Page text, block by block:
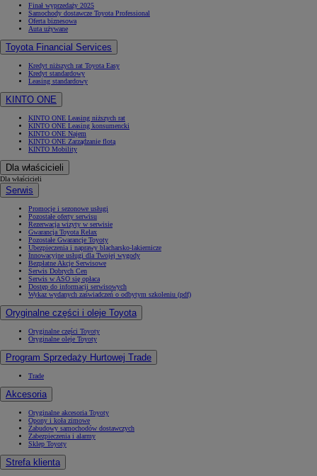
Finał wyprzedaży 2025
Samochody dostawcze Toyota Professional
Oferta biznesowa
Auta używane
Toyota Financial Services
Kredyt niższych rat Toyota Easy
Kredyt standardowy
Leasing standardowy
KINTO ONE
KINTO ONE Leasing niższych rat
KINTO ONE Leasing konsumencki
KINTO ONE Najem
KINTO ONE Zarządzanie flotą
KINTO Mobility
Dla właścicieli
Dla właścicieli
Serwis
Promocje i sezonowe usługi
Pozostałe oferty serwisu
Rezerwacja wizyty w serwisie
Gwarancja Toyota Relax
Pozostałe Gwarancje Toyoty
Ubezpieczenia i naprawy blacharsko-lakiernicze
Innowacyjne usługi dla Twojej wygody
Bezpłatne Akcje Serwisowe
Serwis Dobrych Cen
Serwis w ASO się opłaca
Dostęp do informacji serwisowych
Wykaz wydanych zaświadczeń o odbytym szkoleniu (pdf)
Oryginalne części i oleje Toyota
Oryginalne części Toyoty
Oryginalne oleje Toyoty
Program Sprzedaży Hurtowej Trade
Trade
Akcesoria
Oryginalne akcesoria Toyoty
Opony i koła zimowe
Zabudowy samochodów dostawczych
Zabezpieczenia i alarmy
Sklep Toyoty
Strefa klienta